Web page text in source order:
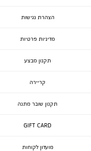
הצהרת נגישות
מדיניות פרטיות
תקנון מבצע
קריירה
תקנון שובר מתנה
GIFT CARD
מועדון לקוחות